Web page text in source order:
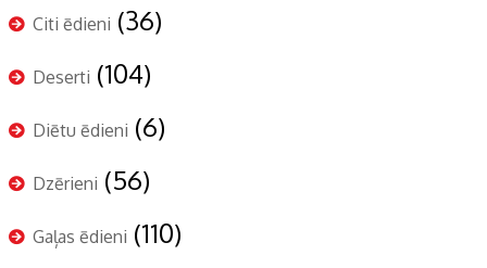
Citi ēdieni (36)
Deserti (104)
Diētu ēdieni (6)
Dzērieni (56)
Gaļas ēdieni (110)